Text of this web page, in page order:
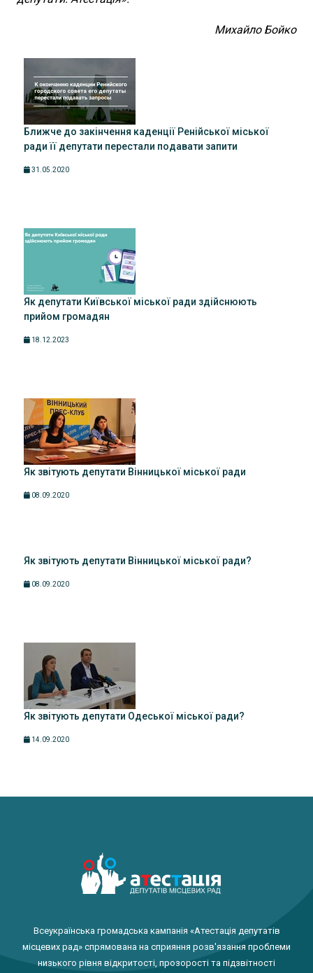
Михайло Бойко
Ближче до закінчення каденції Ренійської міської
ради її депутати перестали подавати запити
31.05.2020
Як депутати Київської міської ради здійснюють
прийом громадян
18.12.2023
Як звітують депутати Вінницької міської ради
08.09.2020
Як звітують депутати Вінницької міської ради?
08.09.2020
Як звітують депутати Одеської міської ради?
14.09.2020
Всеукраїнська громадська кампанія «Атестація депутатів
місцевих рад» спрямована на сприяння розв'язання проблеми
низького рівня відкритості, прозорості та підзвітності